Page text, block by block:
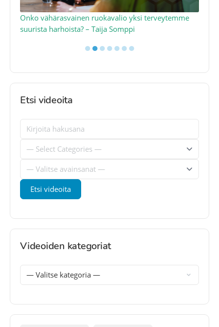
Onko vähärasvainen ruokavalio yksi terveytemme
suurista harhoista? – Taija Somppi
●●●●●●●
Etsi videoita
Videoiden kategoriat